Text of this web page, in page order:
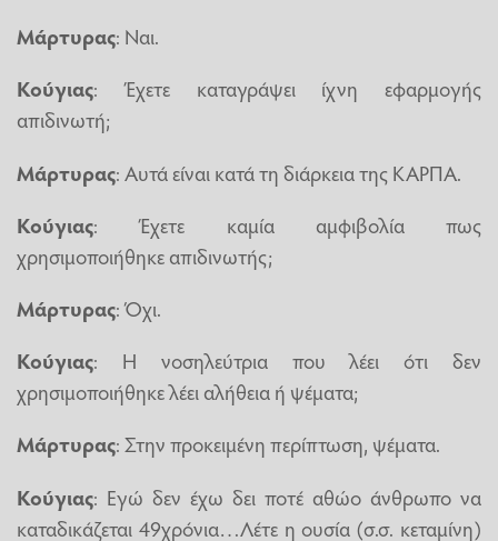
Μάρτυρας: Ναι.
Κούγιας: Έχετε καταγράψει ίχνη εφαρμογής
απιδινωτή;
Μάρτυρας: Αυτά είναι κατά τη διάρκεια της ΚΑΡΠΑ.
Κούγιας: Έχετε καμία αμφιβολία πως
χρησιμοποιήθηκε απιδινωτής;
Μάρτυρας: Όχι.
Κούγιας: Η νοσηλεύτρια που λέει ότι δεν
χρησιμοποιήθηκε λέει αλήθεια ή ψέματα;
Μάρτυρας: Στην προκειμένη περίπτωση, ψέματα.
Κούγιας: Εγώ δεν έχω δει ποτέ αθώο άνθρωπο να
καταδικάζεται 49χρόνια…Λέτε η ουσία (σ.σ. κεταμίνη)